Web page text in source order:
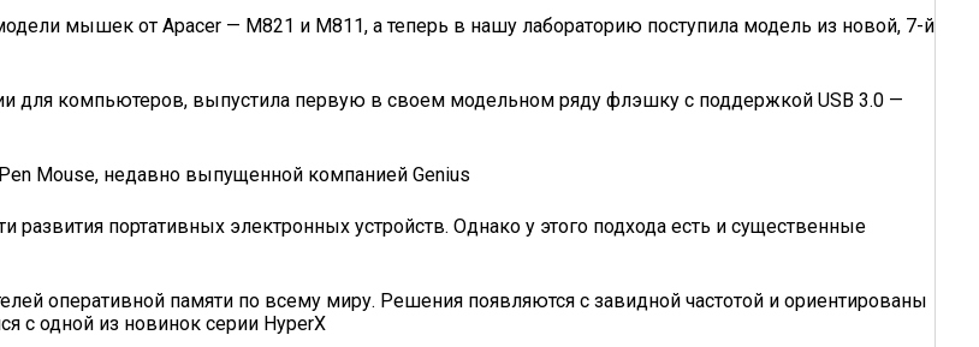
мышек от Apacer — M821 и M811, а теперь в нашу лабораторию поступила модель из новой, 7-й
для компьютеров, выпустила первую в своем модельном ряду флэшку с поддержкой USB 3.0 —
Mouse, недавно выпущенной компанией Genius
развития портативных электронных устройств. Однако у этого подхода есть и существенные
оперативной памяти по всему миру. Решения появляются с завидной частотой и ориентированы
с одной из новинок серии HyperX